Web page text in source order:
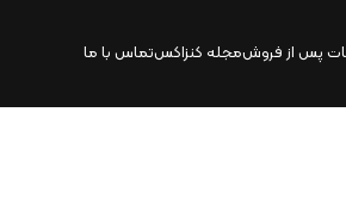
پس از فروشمجله کنزاکستماس با ما